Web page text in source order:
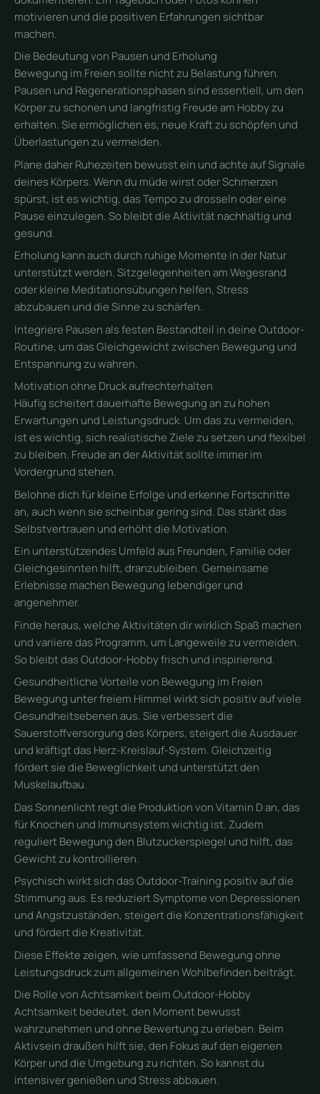
motivieren und die positiven Erfahrungen sichtbar
machen.
Die Bedeutung von Pausen und Erholung
Bewegung im Freien sollte nicht zu Belastung führen.
Pausen und Regenerationsphasen sind essentiell, um den
Körper zu schonen und langfristig Freude am Hobby zu
erhalten. Sie ermöglichen es, neue Kraft zu schöpfen und
Überlastungen zu vermeiden.
Plane daher Ruhezeiten bewusst ein und achte auf Signale
deines Körpers. Wenn du müde wirst oder Schmerzen
spürst, ist es wichtig, das Tempo zu drosseln oder eine
Pause einzulegen. So bleibt die Aktivität nachhaltig und
gesund.
Erholung kann auch durch ruhige Momente in der Natur
unterstützt werden. Sitzgelegenheiten am Wegesrand
oder kleine Meditationsübungen helfen, Stress
abzubauen und die Sinne zu schärfen.
Integriere Pausen als festen Bestandteil in deine Outdoor-
Routine, um das Gleichgewicht zwischen Bewegung und
Entspannung zu wahren.
Motivation ohne Druck aufrechterhalten
Häufig scheitert dauerhafte Bewegung an zu hohen
Erwartungen und Leistungsdruck. Um das zu vermeiden,
ist es wichtig, sich realistische Ziele zu setzen und flexibel
zu bleiben. Freude an der Aktivität sollte immer im
Vordergrund stehen.
Belohne dich für kleine Erfolge und erkenne Fortschritte
an, auch wenn sie scheinbar gering sind. Das stärkt das
Selbstvertrauen und erhöht die Motivation.
Ein unterstützendes Umfeld aus Freunden, Familie oder
Gleichgesinnten hilft, dranzubleiben. Gemeinsame
Erlebnisse machen Bewegung lebendiger und
angenehmer.
Finde heraus, welche Aktivitäten dir wirklich Spaß machen
und variiere das Programm, um Langeweile zu vermeiden.
So bleibt das Outdoor-Hobby frisch und inspirierend.
Gesundheitliche Vorteile von Bewegung im Freien
Bewegung unter freiem Himmel wirkt sich positiv auf viele
Gesundheitsebenen aus. Sie verbessert die
Sauerstoffversorgung des Körpers, steigert die Ausdauer
und kräftigt das Herz-Kreislauf-System. Gleichzeitig
fördert sie die Beweglichkeit und unterstützt den
Muskelaufbau.
Das Sonnenlicht regt die Produktion von Vitamin D an, das
für Knochen und Immunsystem wichtig ist. Zudem
reguliert Bewegung den Blutzuckerspiegel und hilft, das
Gewicht zu kontrollieren.
Psychisch wirkt sich das Outdoor-Training positiv auf die
Stimmung aus. Es reduziert Symptome von Depressionen
und Angstzuständen, steigert die Konzentrationsfähigkeit
und fördert die Kreativität.
Diese Effekte zeigen, wie umfassend Bewegung ohne
Leistungsdruck zum allgemeinen Wohlbefinden beiträgt.
Die Rolle von Achtsamkeit beim Outdoor-Hobby
Achtsamkeit bedeutet, den Moment bewusst
wahrzunehmen und ohne Bewertung zu erleben. Beim
Aktivsein draußen hilft sie, den Fokus auf den eigenen
Körper und die Umgebung zu richten. So kannst du
intensiver genießen und Stress abbauen.